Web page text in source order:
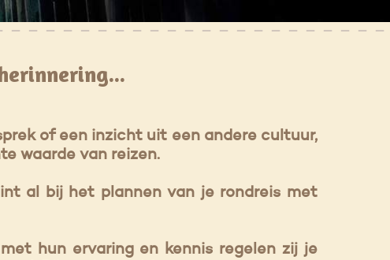
of een inzicht uit een andere cultuur,
waarde van reizen.
al bij het plannen van je rondreis met
hun ervaring en kennis regelen zij je